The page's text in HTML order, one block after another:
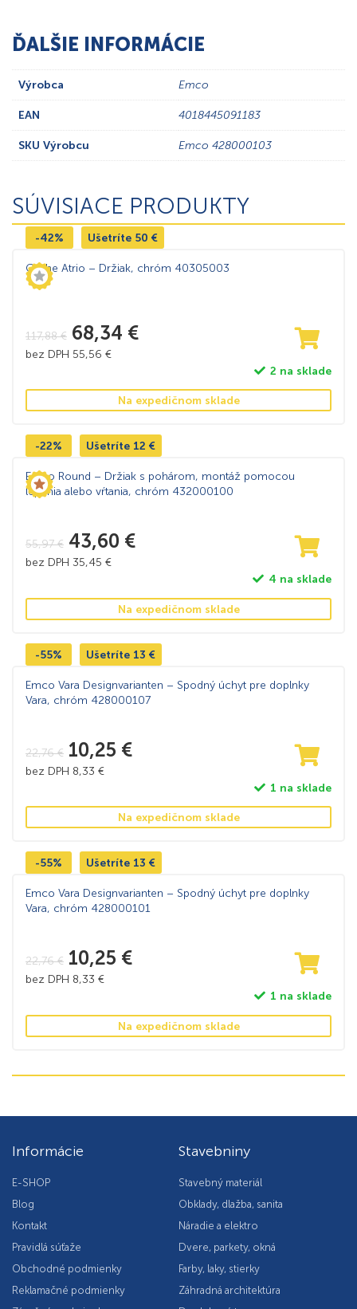
ĎALŠIE INFORMÁCIE
Výrobca Emco
EAN 4018445091183
SKU Výrobcu Emco 428000103
SÚVISIACE PRODUKTY
-42% Ušetríte 50 €
Grohe Atrio – Držiak, chróm 40305003
117,88€ 68,34 €
bez DPH 55,56 €
2 na sklade
Na expedičnom sklade
-22% Ušetríte 12 €
Emco Round – Držiak s pohárom, montáž pomocou
lepenia alebo vŕtania, chróm 432000100
55,97€ 43,60 €
bez DPH 35,45 €
4 na sklade
Na expedičnom sklade
-55% Ušetríte 13 €
Emco Vara Designvarianten – Spodný úchyt pre doplnky
Vara, chróm 428000107
22,76€ 10,25 €
bez DPH 8,33 €
1 na sklade
Na expedičnom sklade
-55% Ušetríte 13 €
Emco Vara Designvarianten – Spodný úchyt pre doplnky
Vara, chróm 428000101
22,76€ 10,25 €
bez DPH 8,33 €
1 na sklade
Na expedičnom sklade
Informácie
E-SHOP
Blog
Kontakt
Pravidlá súťaže
Obchodné podmienky
Reklamačné podmienky
Stavebniny
Stavebný materiál
Obklady, dlažba, sanita
Náradie a elektro
Dvere, parkety, okná
Farby, laky, stierky
Záhradná architektúra